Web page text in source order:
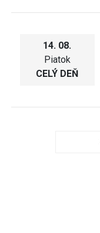
14. 08.
Piatok
CELÝ DEŇ